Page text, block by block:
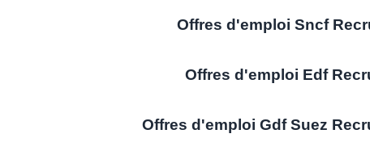
Offres d'emploi Sncf
Offres d'emploi Edf
Offres d'emploi Gdf Suez